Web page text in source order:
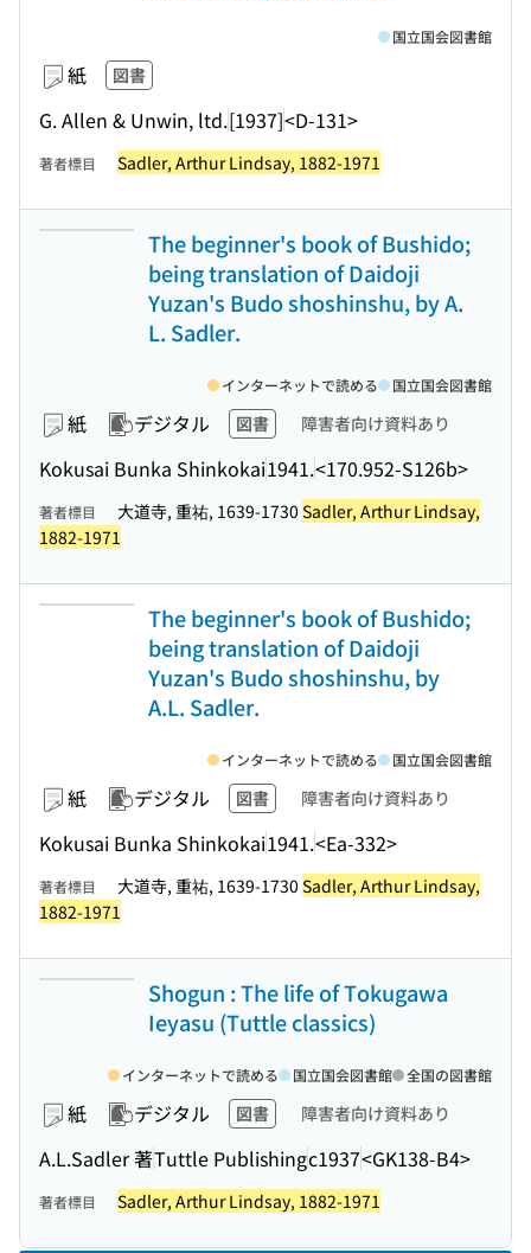
紙 図書
G. Allen & Unwin, ltd.[1937]<D-131>
国立国会図書館
著者標目 Sadler, Arthur Lindsay, 1882-1971
The beginner's book of Bushido;
being translation of Daidoji
Yuzan's Budo shoshinshu, by A.
L. Sadler.
紙 デジタル 図書 障害者向け資料あり
Kokusai Bunka Shinkokai1941.<170.952-S126b>
インターネットで読める 国立国会図書館
著者標目 大道寺, 重祐, 1639-1730 Sadler, Arthur Lindsay,
1882-1971
The beginner's book of Bushido;
being translation of Daidoji
Yuzan's Budo shoshinshu, by
A.L. Sadler.
紙 デジタル 図書 障害者向け資料あり
Kokusai Bunka Shinkokai1941.<Ea-332>
インターネットで読める 国立国会図書館
著者標目 大道寺, 重祐, 1639-1730 Sadler, Arthur Lindsay,
1882-1971
Shogun : The life of Tokugawa
Ieyasu (Tuttle classics)
紙 デジタル 図書 障害者向け資料あり
A.L.Sadler 著Tuttle Publishingc1937<GK138-B4>
インターネットで読める 国立国会図書館 全国の図書館
著者標目 Sadler, Arthur Lindsay, 1882-1971